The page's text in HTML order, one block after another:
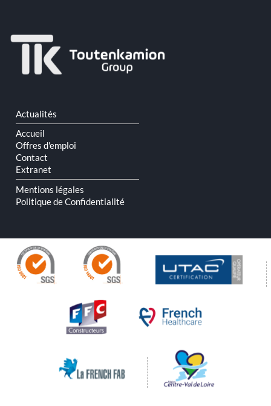
Aller
au
contenu
Actualités
Accueil
Offres d'emploi
Contact
Extranet
Mentions légales
Politique de Confidentialité